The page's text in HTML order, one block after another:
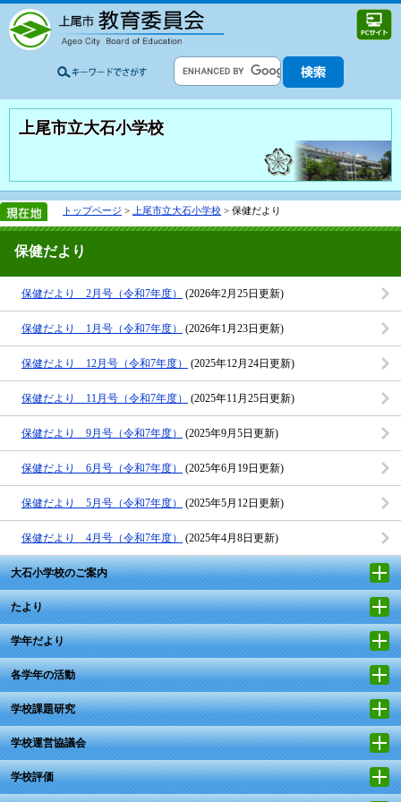
上尾市立大石小学校
トップページ > 上尾市立大石小学校 > 保健だより
保健だより
保健だより 2月号（令和7年度） (2026年2月25日更新)
保健だより 1月号（令和7年度） (2026年1月23日更新)
保健だより 12月号（令和7年度） (2025年12月24日更新)
保健だより 11月号（令和7年度） (2025年11月25日更新)
保健だより 9月号（令和7年度） (2025年9月5日更新)
保健だより 6月号（令和7年度） (2025年6月19日更新)
保健だより 5月号（令和7年度） (2025年5月12日更新)
保健だより 4月号（令和7年度） (2025年4月8日更新)
大石小学校のご案内
たより
学年だより
各学年の活動
学校課題研究
学校運営協議会
学校評価